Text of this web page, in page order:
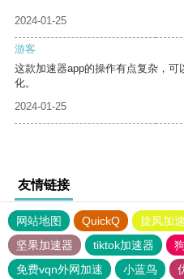
2024-01-25
游客
这款加速器app的操作有点复杂，
化。
2024-01-25
友情链接
网站地图 QuickQ 旋风加
坚果加速器
tiktok加速器
免费vqn外网加速
小蓝鸟